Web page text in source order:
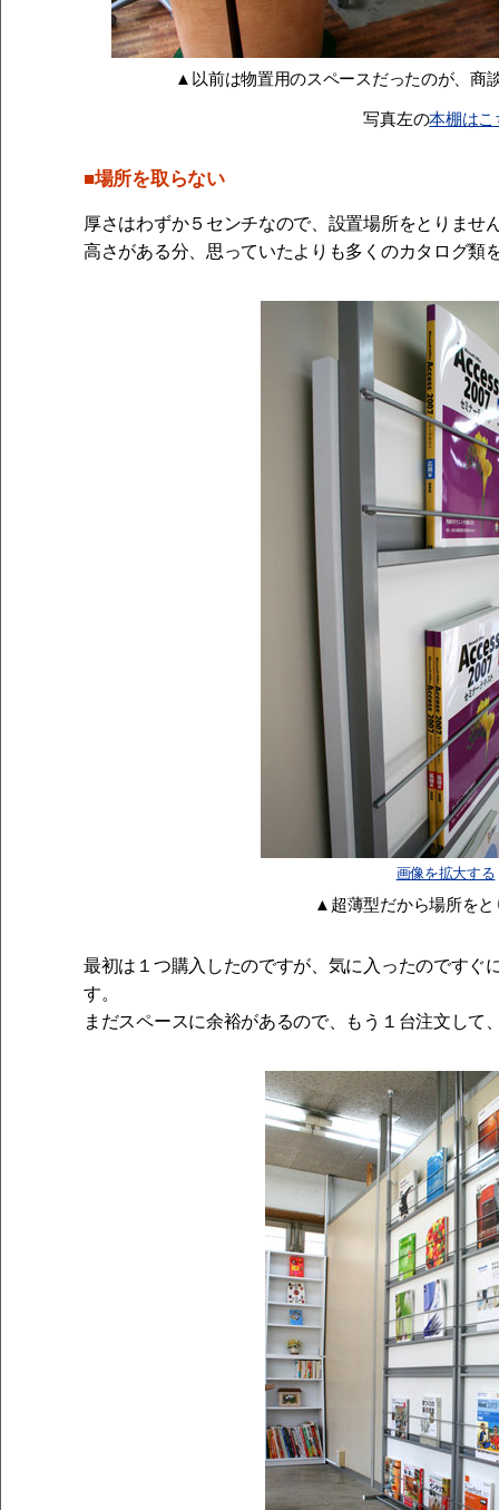
▲以前は物置用のスペースだったのが、商
写真左の本棚はこ
■場所を取らない
厚さはわずか５センチなので、設置場所をとりませ
高さがある分、思っていたよりも多くのカタログ類
画像を拡大する
▲超薄型だから場所をと
最初は１つ購入したのですが、気に入ったのですぐ
す。
まだスペースに余裕があるので、もう１台注文して